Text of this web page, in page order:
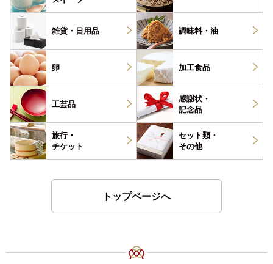
雑貨・ 日用品 調味料・ 油
卵 加工食品
工芸品
感謝状・
記念品
旅行・
チケット
セット類・
その他
トップページへ